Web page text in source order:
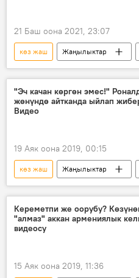
21 Баш оона 2021, 23:07
көз жаш Жаңылыктар
Мультимедиа
Видео
беттешүү
медаль
ата
эмоция
"Эч качан көргөн эмес!"
жөнүндө айтканда ыйлап
Видео
19 Аяк оона 2019, 00:15
көз жаш Жаңылыктар
Дүйнөдө
Спорт
Криштиану Роналду
ата
Кереметпи же оорубу?
"алмаз" аккан армениялык
видеосу
15 Аяк оона 2019, 11:36